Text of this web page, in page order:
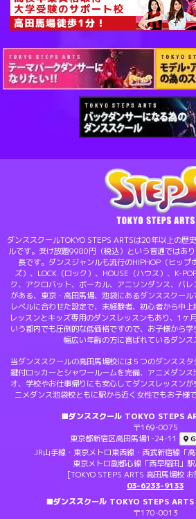
ダンススクールTOKYO STEPS ARTSは20年以上の歴
ルです。受け放題9980円（税込）という普通ではあ
長です。ダンスジャンルも流行のHIPHOP（ヒップ
ズ）、LOCK（ロック）、HOUSE（ハウス）、K-
ク、アクロバット、ボーカル、アニソンダンス、バ
がある、東京・高田馬場、池袋にあるダンススクー
レベルに合わせた設定で、未経験者、初心者から中
レッスンとキッズ専用のダンスレッスンもあり、1ヶ
いう都内でも圧倒的な低価格ですので、お子様から
幅広い年齢の方に喜ばれているダンス
当ダンススクールの高田馬場校には５つのダンスス
鍵付ロッカーとシャワールームを完備、アニメダン
オ、学校やお仕事帰りにも安心してダンスレッスン
ニメダンス池袋校ともに駅から近く女性でもお子様
■ダンススクール TOKYO STEPS
〒169-0075
東京都新宿区高田馬場1-24-11
JR山手線・東京メトロ東西線・西武新宿線「
東京メトロ副都心線「西早稲田」
[TOKYO STEPS ARTS 高田馬場校 お
03-6233-9133
■ダンススクール TOKYO STEPS ARTS
〒170-0013